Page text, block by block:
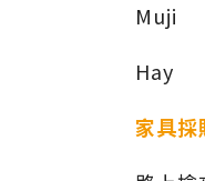
Muji
Hay
家具採